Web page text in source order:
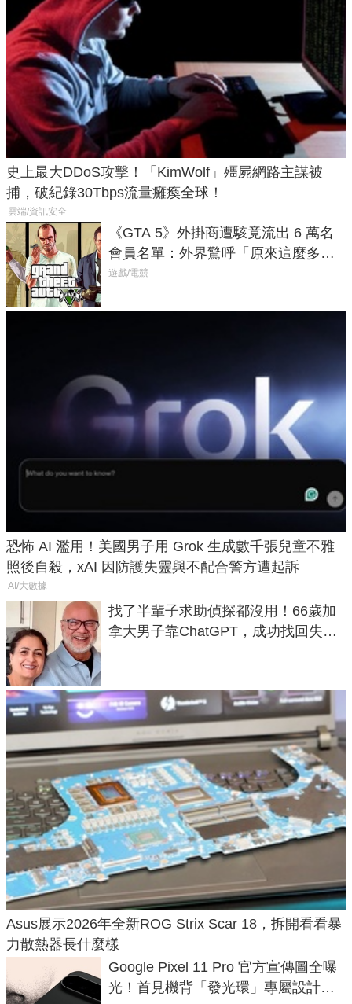
史上最大DDoS攻擊！「KimWolf」殭屍網路主謀被
捕，破紀錄30Tbps流量癱瘓全球！
雲端/資訊安全
《GTA 5》外掛商遭駭竟流出 6 萬名
會員名單：外界驚呼「原來這麼多人
在開掛！」
遊戲/電競
恐怖 AI 濫用！美國男子用 Grok 生成數千張兒童不雅
照後自殺，xAI 因防護失靈與不配合警方遭起訴
AI/大數據
找了半輩子求助偵探都沒用！66歲加
拿大男子靠ChatGPT，成功找回失散
Asus展示2026年全新ROG Strix Scar 18，拆開看看暴
力散熱器長什麼樣
Google Pixel 11 Pro 官方宣傳圖全曝
光！首見機背「發光環」專屬設計、